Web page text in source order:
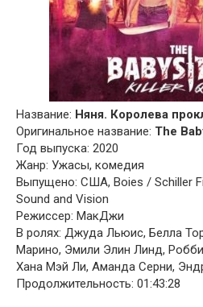
Название: Няня. Королева
Оригинальное название: The
Год выпуска: 2020
Жанр: Ужасы, комедия
Выпущено: США, Boies / Schiller
Sound and Vision
Режиссер: МакДжи
В ролях: Джуда Льюис, Белла
Марино, Эмили Элин Линд,
Хана Мэй Ли, Аманда Серни,
Продолжительность: 01:43:28